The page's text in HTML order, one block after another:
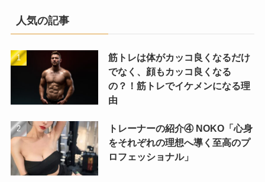
人気の記事
筋トレは体がカッコ良くなるだけ
でなく、顔もカッコ良くなる
の？！筋トレでイケメンになる理
由
トレーナーの紹介④ NOKO「心身
をそれぞれの理想へ導く至高のプ
ロフェッショナル」